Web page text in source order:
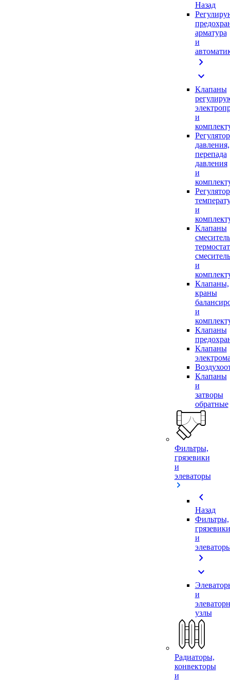
Назад
арматура
и
chevron_right
expand_more
Клапаны
и
давления,
перепада
давления
и
и
Клапаны
и
Клапаны,
краны
и
Клапаны
Клапаны
Клапаны
и
затворы
обратные
Фильтры,
грязевики
и
элеваторы
chevron_left
Назад
Фильтры,
грязевики
и
chevron_right
expand_more
и
узлы
Радиаторы,
конвекторы
и